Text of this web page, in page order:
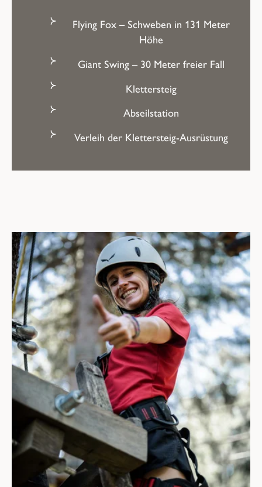
Flying Fox– Schweben in 131 Meter
Höhe
Giant Swing– 30 Meter freier Fall
Klettersteig
Abseilstation
Verleih der Klettersteig-Ausrüstung